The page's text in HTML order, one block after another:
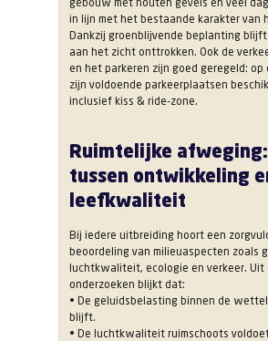
in lijn met het bestaande karakter van
Dankzij groenblijvende beplanting
aan het zicht onttrokken. Ook de
en het parkeren zijn goed geregeld: op
zijn voldoende parkeerplaatsen
inclusief kiss & ride-zone.
Ruimtelijke
tussen ontwikkeling
leefkwaliteit
Bij iedere uitbreiding hoort een
beoordeling van milieuaspecten zoals
luchtkwaliteit, ecologie en verkeer. Uit
onderzoeken blijkt dat:
• De geluidsbelasting binnen de
blijft.
• De luchtkwaliteit ruimschoots